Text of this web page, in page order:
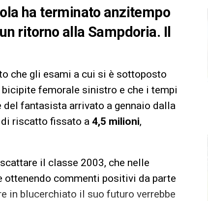
ha terminato anzitempo
ritorno alla Sampdoria. Il
che gli esami a cui si è sottoposto
femorale sinistro e che i tempi
fantasista arrivato a gennaio dalla
riscatto fissato a 4,5 milioni,
il classe 2003, che nelle
commenti positivi da parte
in blucerchiato il suo futuro verrebbe